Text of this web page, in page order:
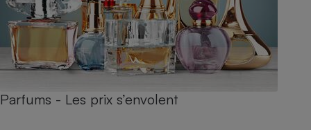
Parfums - Les prix s’envolent